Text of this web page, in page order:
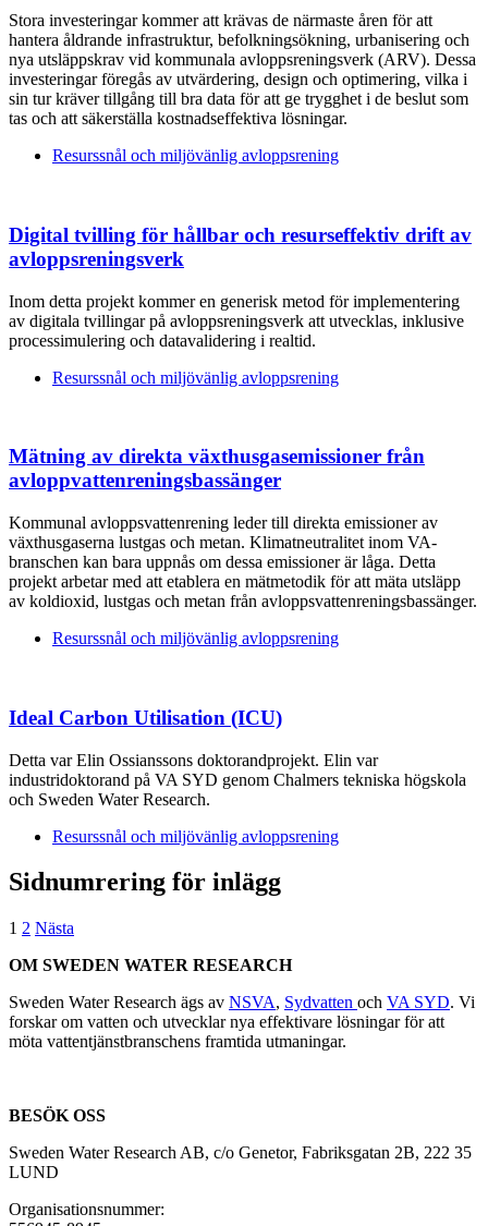
Stora investeringar kommer att krävas de närmaste åren för att
hantera åldrande infrastruktur, befolkningsökning, urbanisering och
nya utsläppskrav vid kommunala avloppsreningsverk (ARV). Dessa
investeringar föregås av utvärdering, design och optimering, vilka i
sin tur kräver tillgång till bra data för att ge trygghet i de beslut som
tas och att säkerställa kostnadseffektiva lösningar.
Resurssnål och miljövänlig avloppsrening
Digital tvilling för hållbar och resurseffektiv drift av
avloppsreningsverk
Inom detta projekt kommer en generisk metod för implementering
av digitala tvillingar på avloppsreningsverk att utvecklas, inklusive
processimulering och datavalidering i realtid.
Resurssnål och miljövänlig avloppsrening
Mätning av direkta växthusgasemissioner från
avloppvattenreningsbassänger
Kommunal avloppsvattenrening leder till direkta emissioner av
växthusgaserna lustgas och metan. Klimatneutralitet inom VA-
branschen kan bara uppnås om dessa emissioner är låga. Detta
projekt arbetar med att etablera en mätmetodik för att mäta utsläpp
av koldioxid, lustgas och metan från avloppsvattenreningsbassänger.
Resurssnål och miljövänlig avloppsrening
Ideal Carbon Utilisation (ICU)
Detta var Elin Ossianssons doktorandprojekt. Elin var
industridoktorand på VA SYD genom Chalmers tekniska högskola
och Sweden Water Research.
Resurssnål och miljövänlig avloppsrening
Sidnumrering för inlägg
1 2 Nästa
OM SWEDEN WATER RESEARCH
Sweden Water Research ägs av NSVA, Sydvatten och VA SYD. Vi
forskar om vatten och utvecklar nya effektivare lösningar för att
möta vattentjänstbranschens framtida utmaningar.
BESÖK OSS
Sweden Water Research AB, c/o Genetor, Fabriksgatan 2B, 222 35
LUND
Organisationsnummer: